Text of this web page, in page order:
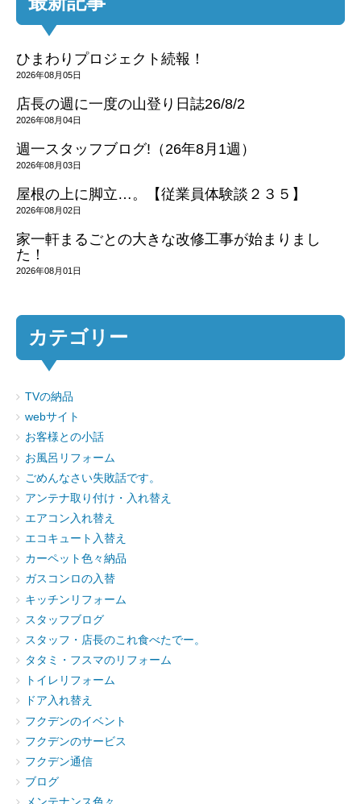
ひまわりプロジェクト続報！
2026年08月05日
店長の週に一度の山登り日誌26/8/2
2026年08月04日
週一スタッフブログ!（26年8月1週）
2026年08月03日
屋根の上に脚立…。【従業員体験談２３５】
2026年08月02日
家一軒まるごとの大きな改修工事が始まりまし
た！
2026年08月01日
カテゴリー
TVの納品
webサイト
お客様との小話
お風呂リフォーム
ごめんなさい失敗話です。
アンテナ取り付け・入れ替え
エアコン入れ替え
エコキュート入替え
カーペット色々納品
ガスコンロの入替
キッチンリフォーム
スタッフブログ
スタッフ・店長のこれ食べたでー。
タタミ・フスマのリフォーム
トイレリフォーム
ドア入れ替え
フクデンのイベント
フクデンのサービス
フクデン通信
ブログ